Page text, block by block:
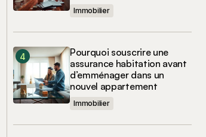
Immobilier
Pourquoi souscrire une
assurance habitation avant
d’emménager dans un
nouvel appartement
Immobilier